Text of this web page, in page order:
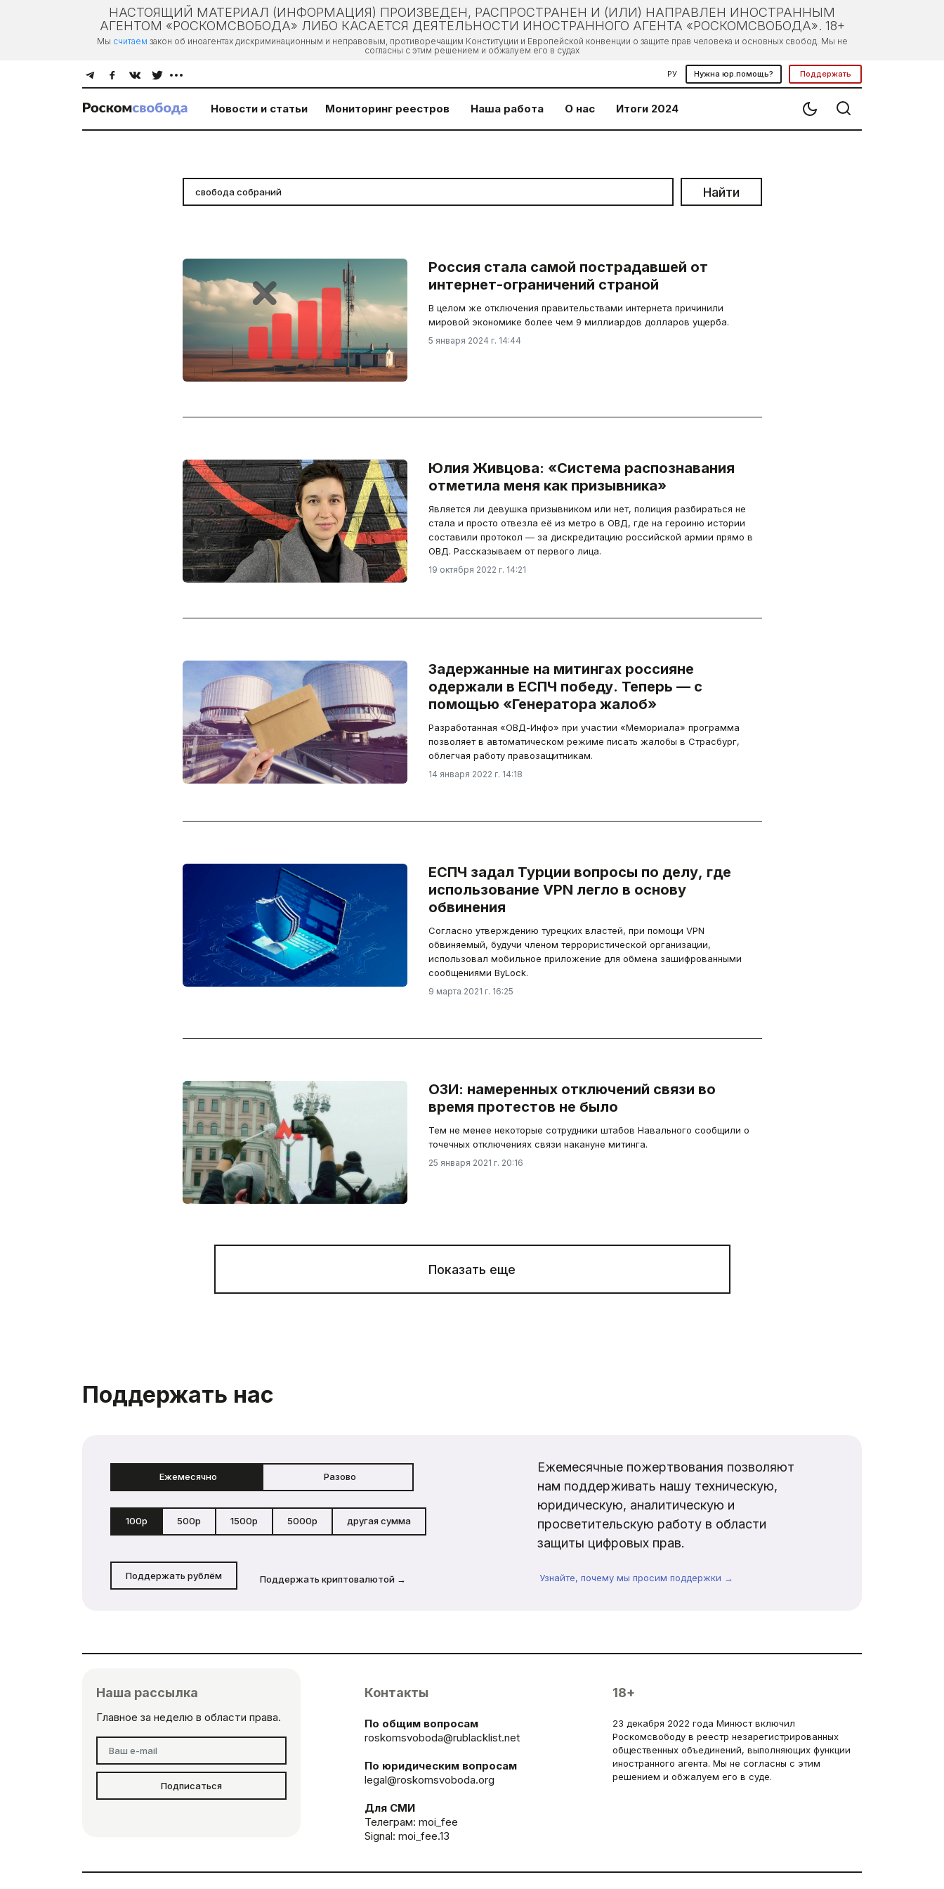
НАСТОЯЩИЙ МАТЕРИАЛ (ИНФОРМАЦИЯ) ПРОИЗВЕДЕН, РАСПРОСТРАНЕН И (ИЛИ) НАПРАВЛЕН ИНОСТРАННЫМ
АГЕНТОМ «РОСКОМСВОБОДА» ЛИБО КАСАЕТСЯ ДЕЯТЕЛЬНОСТИ ИНОСТРАННОГО АГЕНТА «РОСКОМСВОБОДА». 18+
Мы считаем закон об иноагентах дискриминационным и неправовым, противоречащим Конституции и Европейской конвенции о защите прав человека и основных свобод. Мы не
согласны с этим решением и обжалуем его в судах
РУ Нужна юр.помощь? Поддержать
Новости и статьи Мониторинг реестров Наша работа О нас Итоги 2024
Найти
Россия стала самой пострадавшей от
интернет-ограничений страной
В целом же отключения правительствами интернета причинили
мировой экономике более чем 9 миллиардов долларов ущерба.
5 января 2024 г. 14:44
Юлия Живцова: «Cистема распознавания
отметила меня как призывника»
Является ли девушка призывником или нет, полиция разбираться не
стала и просто отвезла её из метро в ОВД, где на героиню истории
составили протокол — за дискредитацию российской армии прямо в
ОВД. Рассказываем от первого лица.
19 октября 2022 г. 14:21
Задержанные на митингах россияне
одержали в ЕСПЧ победу. Теперь — с
помощью «Генератора жалоб»
Разработанная «ОВД-Инфо» при участии «Мемориала» программа
позволяет в автоматическом режиме писать жалобы в Страсбург,
облегчая работу правозащитникам.
14 января 2022 г. 14:18
ЕСПЧ задал Турции вопросы по делу, где
использование VPN легло в основу
обвинения
Согласно утверждению турецких властей, при помощи VPN
обвиняемый, будучи членом террористической организации,
использовал мобильное приложение для обмена зашифрованными
сообщениями ByLock.
9 марта 2021 г. 16:25
ОЗИ: намеренных отключений связи во
время протестов не было
Тем не менее некоторые сотрудники штабов Навального сообщили о
точечных отключениях связи накануне митинга.
25 января 2021 г. 20:16
Показать еще
Поддержать нас
Ежемесячно Разово
100р 500р 1500р 5000р другая сумма
Поддержать рублём Поддержать криптовалютой →
Ежемесячные пожертвования позволяют
нам поддерживать нашу техническую,
юридическую, аналитическую и
просветительскую работу в области
защиты цифровых прав.
Узнайте, почему мы просим поддержки →
Наша рассылка
Главное за неделю в области права.
Подписаться
Контакты
По общим вопросам
roskomsvoboda@rublacklist.net
По юридическим вопросам
legal@roskomsvoboda.org
Для СМИ
Телеграм: moi_fee
Signal: moi_fee.13
18+
23 декабря 2022 года Минюст включил
Роскомсвободу в реестр незарегистрированных
общественных объединений, выполняющих функции
иностранного агента. Мы не согласны с этим
решением и обжалуем его в суде.